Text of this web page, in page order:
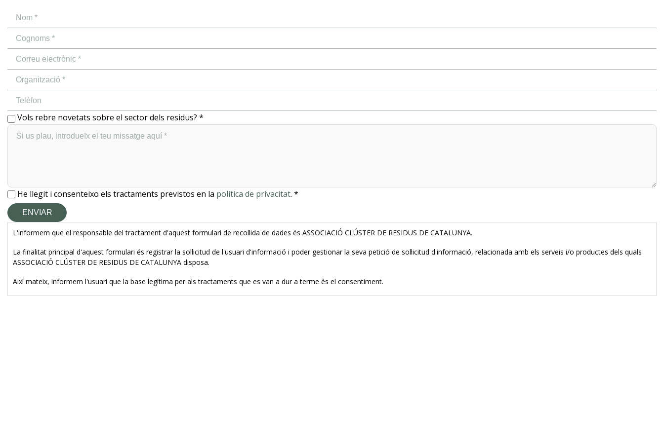
Vols rebre novetats sobre el sector dels residus? *
He llegit i consenteixo els tractaments previstos en la política de privacitat. *
ENVIAR
L'informem que el responsable del tractament d'aquest formulari de recollida de dades és ASSOCIACIÓ CLÚSTER DE RESIDUS DE CATALUNYA.
La finalitat principal d'aquest formulari és registrar la sol·licitud de l'usuari d'informació i poder gestionar la seva petició de sol·licitud d'informació, relacionada amb els serveis i/o productes dels quals
ASSOCIACIÓ CLÚSTER DE RESIDUS DE CATALUNYA disposa.
Així mateix, informem l'usuari que la base legítima per als tractaments que es van a dur a terme és el consentiment.